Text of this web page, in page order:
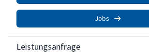
Jobs
Leistungsanfrage